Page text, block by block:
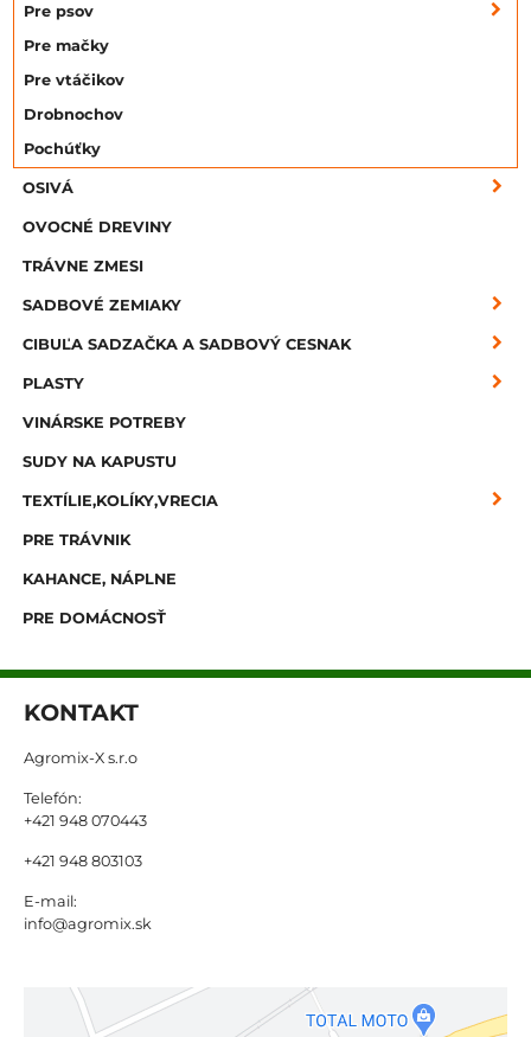
Pre psov
Pre mačky
Pre vtáčikov
Drobnochov
Pochúťky
OSIVÁ
OVOCNÉ DREVINY
TRÁVNE ZMESI
SADBOVÉ ZEMIAKY
CIBUĽA SADZAČKA A SADBOVÝ CESNAK
PLASTY
VINÁRSKE POTREBY
SUDY NA KAPUSTU
TEXTÍLIE,KOLÍKY,VRECIA
PRE TRÁVNIK
KAHANCE, NÁPLNE
PRE DOMÁCNOSŤ
KONTAKT
Agromix-X s.r.o
Telefón:
+421 948 070443
+421 948 803103
E-mail:
info@agromix.sk